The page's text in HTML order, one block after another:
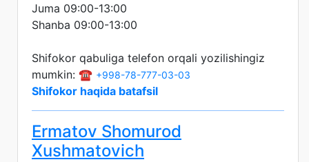
Juma 09:00-13:00
Shanba 09:00-13:00
Shifokor qabuliga telefon orqali yozilishingiz
mumkin: ☎️ +998-78-777-03-03
Shifokor haqida batafsil
Ermatov Shomurod
Xushmatovich